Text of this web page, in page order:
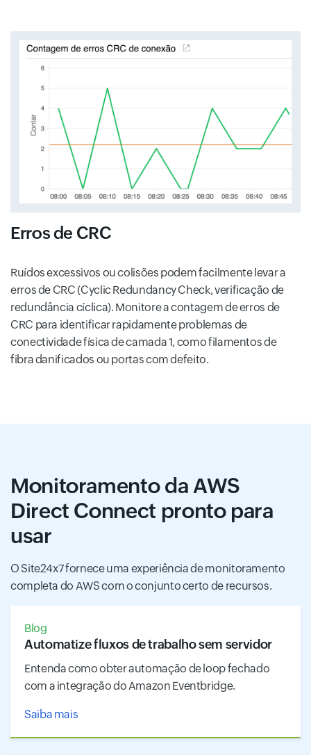
Erros de CRC
Ruídos excessivos ou colisões podem facilmente levar a
erros de CRC (Cyclic Redundancy Check, verificação de
redundância cíclica). Monitore a contagem de erros de
CRC para identificar rapidamente problemas de
conectividade física de camada 1, como filamentos de
fibra danificados ou portas com defeito.
Monitoramento da AWS
Direct Connect pronto para
usar
O Site24x7 fornece uma experiência de monitoramento
completa do AWS com o conjunto certo de recursos.
Blog
Automatize fluxos de trabalho sem servidor
Entenda como obter automação de loop fechado
com a integração do Amazon Eventbridge.
Saiba mais